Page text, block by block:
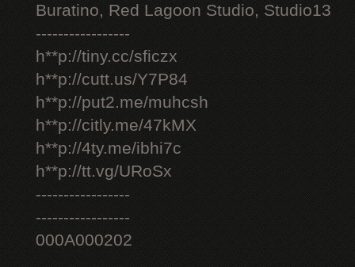
Buratino, Red Lagoon Studio, Studio13
-----------------
h**p://tiny.cc/sficzx
h**p://cutt.us/Y7P84
h**p://put2.me/muhcsh
h**p://citly.me/47kMX
h**p://4ty.me/ibhi7c
h**p://tt.vg/URoSx
-----------------
-----------------
000A000202